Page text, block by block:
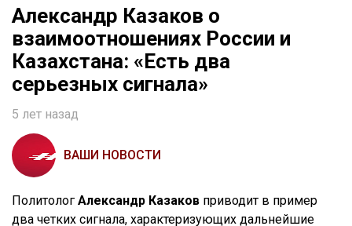
Александр Казаков о
взаимоотношениях России и
Казахстана: «Есть два
серьезных сигнала»
5 лет назад
ВАШИ НОВОСТИ
Политолог Александр Казаков приводит в пример
два четких сигнала, характеризующих дальнейшие